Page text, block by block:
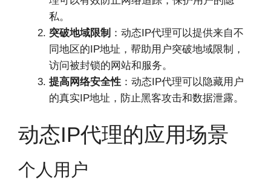
私。
突破地域限制 ：动态IP代理可以提供来自不
同地区的IP地址，帮助用户突破地域限制，
访问被封锁的网站和服务。
提高网络安全性 ：动态IP代理可以隐藏用户
的真实IP地址，防止黑客攻击和数据泄露。
动态IP代理的应用场景
个人用户